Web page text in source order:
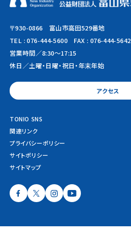
〒930-0866 富山市高田529番地
TEL : 076-444-5600 FAX : 076-444-5642
営業時間／8:30～17:15
休日／土曜・日曜・祝日・年末年始
アクセス
TONIO SNS
関連リンク
プライバシーポリシー
サイトポリシー
サイトマップ